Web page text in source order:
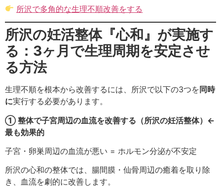
所沢で多角的な生理不順改善をする
所沢の妊活整体『心和』が実施す
る：3ヶ月で生理周期を安定させ
る方法
生理不順を根本から改善するには、所沢で以下の3つを 同時
に実行する必要があります。
① 整体で子宮周辺の血流を改善する（所沢の妊活整体）←
最も効果的
子宮・卵巣周辺の血流が悪い = ホルモン分泌が不安定
所沢の心和の整体では、腸間膜・仙骨周辺の癒着を取り除
き、血流を劇的に改善します。